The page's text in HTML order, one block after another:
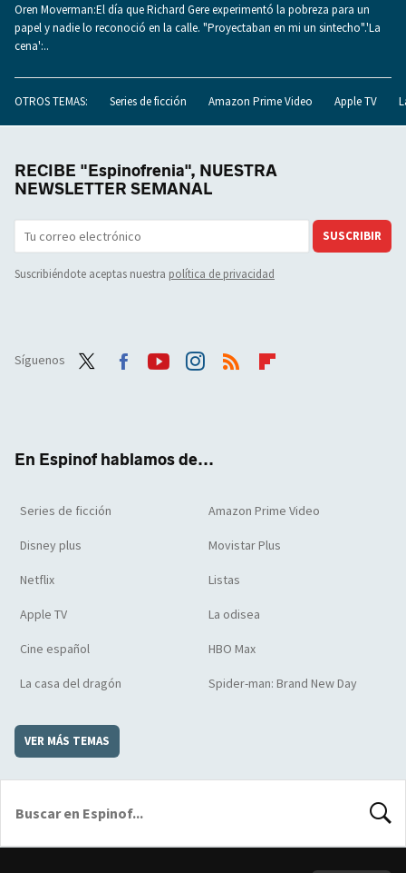
Oren Moverman:El día que Richard Gere experimentó la pobreza para un
papel y nadie lo reconoció en la calle. "Proyectaban en mi un sintecho".'La
cena':..
OTROS TEMAS: Series de ficción Amazon Prime Video Apple TV
RECIBE "Espinofrenia", NUESTRA
NEWSLETTER SEMANAL
SUSCRIBIR
Suscribiéndote aceptas nuestra política de privacidad
Síguenos
En Espinof hablamos de...
Series de ficción Amazon Prime Video
Disney plus Movistar Plus
Netflix Listas
Apple TV La odisea
Cine español HBO Max
La casa del dragón Spider-man: Brand New Day
VER MÁS TEMAS